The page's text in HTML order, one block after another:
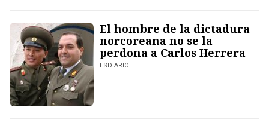
El hombre de la dictadura
norcoreana no se la
perdona a Carlos Herrera
ESDIARIO